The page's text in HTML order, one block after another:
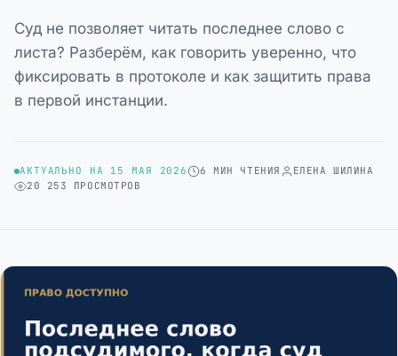
Суд не позволяет читать последнее слово с
листа? Разберём, как говорить уверенно, что
фиксировать в протоколе и как защитить права
в первой инстанции.
АКТУАЛЬНО НА 15 МАЯ 2026 6 МИН ЧТЕНИЯ
ЕЛЕНА ШИЛИНА
20 253 ПРОСМОТРОВ